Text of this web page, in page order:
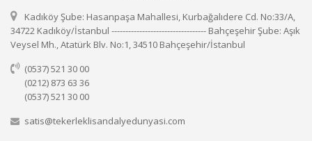
Kadıköy Şube: Hasanpaşa Mahallesi, Kurbağalıdere Cd. No:33/A,
34722 Kadıköy/İstanbul ---------------------------------- Bahçeşehir Şube: Aşık
Veysel Mh., Atatürk Blv. No:1, 34510 Bahçeşehir/İstanbul
(0537) 521 30 00
(0212) 873 63 36
(0537) 521 30 00
satis@tekerleklisandalyedunyasi.com